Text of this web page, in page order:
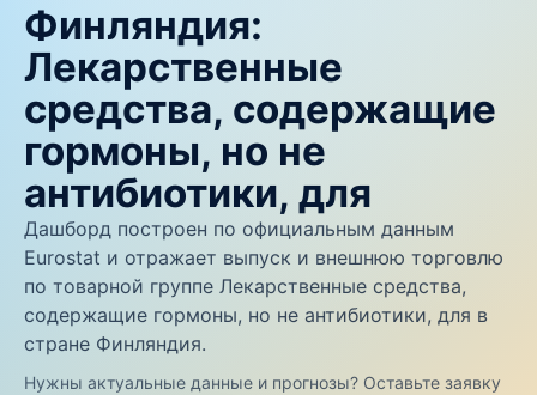
Финляндия:
Лекарственные
средства, содержащие
гормоны, но не
антибиотики, для
Дашборд построен по официальным данным
Eurostat и отражает выпуск и внешнюю торговлю
по товарной группе Лекарственные средства,
содержащие гормоны, но не антибиотики, для в
стране Финляндия.
Нужны актуальные данные и прогнозы? Оставьте заявку